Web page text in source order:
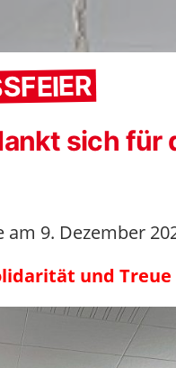
sich für
am 9. Dezember
und